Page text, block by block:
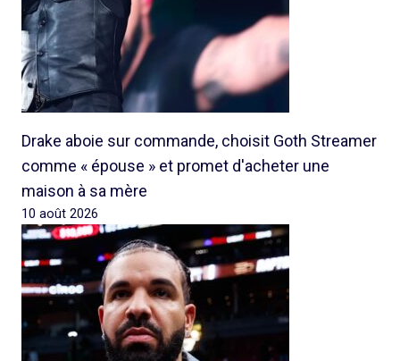
Drake aboie sur commande, choisit Goth Streamer
comme « épouse » et promet d'acheter une
maison à sa mère
10 août 2026